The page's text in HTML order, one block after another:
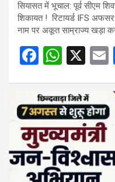
सियासत में भूचाल: पूर्व सीएम
शिकायत ! रिटायर्ड IFS
नाम पर अकूत साम्राज्य खड़ा
F
ce
b
o
o
k
W
at
s
A
p
p
X